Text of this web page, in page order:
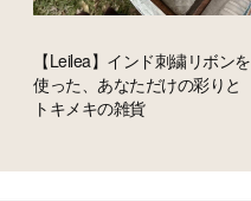
【Leilea】インド刺繍リボンを
使った、あなただけの彩りと
トキメキの雑貨